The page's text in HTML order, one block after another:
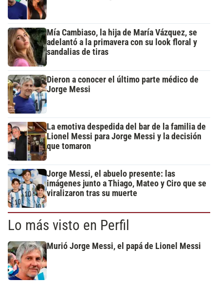
Mía Cambiaso, la hija de María Vázquez, se
adelantó a la primavera con su look floral y
sandalias de tiras
Dieron a conocer el último parte médico de
Jorge Messi
La emotiva despedida del bar de la familia de
Lionel Messi para Jorge Messi y la decisión
que tomaron
Jorge Messi, el abuelo presente: las
imágenes junto a Thiago, Mateo y Ciro que se
viralizaron tras su muerte
Lo más visto en Perfil
Murió Jorge Messi, el papá de Lionel Messi